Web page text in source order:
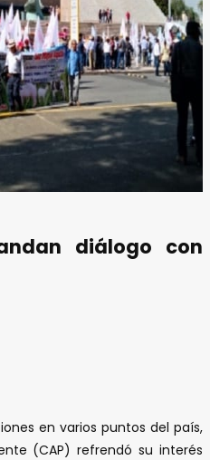
diálogo con
en varios puntos del país,
(CAP) refrendó su interés